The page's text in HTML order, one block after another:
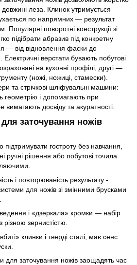
довжині леза. Клинок утримується
по напрямних — результат
Популярні поворотні конструкції зі
підібрати абразив під конкретну
— від відновлення фаски до
Електричні верстати бувають побутові
на кухонні профілі, другі —
(ножі, ножиці, стамески).
та стрічкові шліфувальні машини:
і допомагають при
вимагають досвіду та акуратності.
заточування ножів
гостроту без навчання,
ручні рішення або побутові точила
і повторюваність результату -
для ножів зі змінними брусками
і «дзеркала» кромки — набір
різною зернистістю.
клинки і тверді сталі, має сенс
для заточування ножів заощадять час